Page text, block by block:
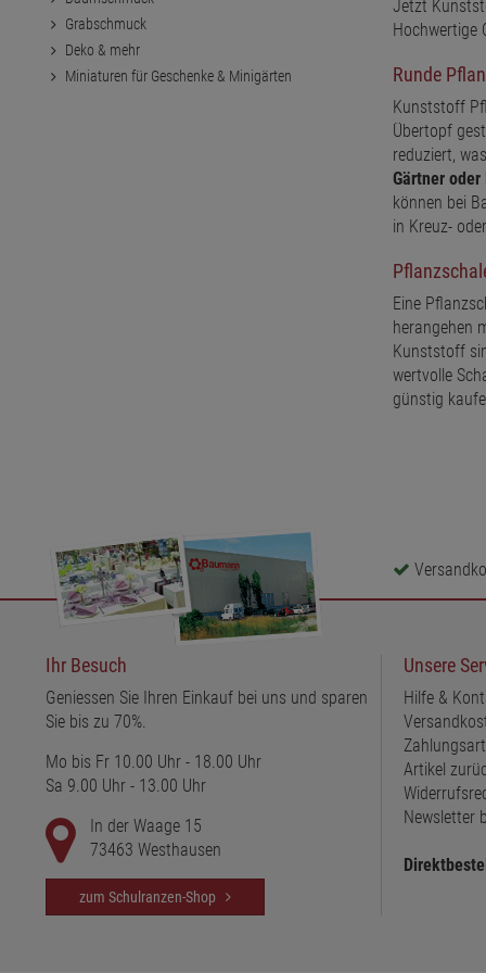
Jetzt
Hochwertige
Runde
Kunststoff
Übertopf
reduziert,
Gärtner
können bei
in Kreuz-
Eine
herangehen
Kunststoff
wertvolle
günstig
Grabschmuck
Deko & mehr
Miniaturen für Geschenke & Minigärten
Ihr Besuch
Geniessen Sie Ihren Einkauf bei uns und sparen
Sie bis zu 70%.
Mo bis Fr 10.00 Uhr - 18.00 Uhr
Sa 9.00 Uhr - 13.00 Uhr
In der Waage 15
73463 Westhausen
zum Schulranzen-Shop
Unsere
Hilfe &
Artikel
Newsletter